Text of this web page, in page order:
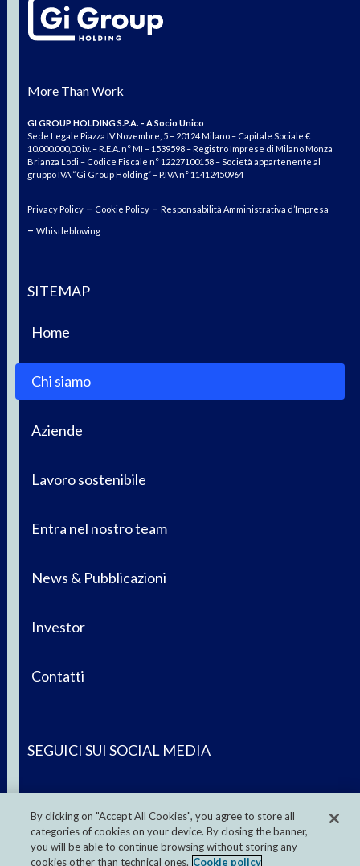
More Than Work
GI GROUP HOLDING S.P.A. – A Socio Unico
Sede Legale Piazza IV Novembre, 5 – 20124 Milano – Capitale Sociale €
10.000.000,00 i.v. – R.E.A. n° MI – 1539598 – Registro Imprese di Milano Monza
Brianza Lodi – Codice Fiscale n° 12227100158 – Società appartenente al
gruppo IVA “Gi Group Holding” – P.IVA n° 11412450964
Privacy Policy– Cookie Policy– Responsabilità Amministrativa d’Impresa
– Whistleblowing
SITEMAP
Home
Chi siamo
Aziende
Lavoro sostenibile
Entra nel nostro team
News & Pubblicazioni
Investor
Contatti
SEGUICI SUI SOCIAL MEDIA
By clicking on "Accept All Cookies", you agree to store all
categories of cookies on your device. By closing the banner,
you will be able to continue browsing without storing any
cookies other than technical ones. Cookie policy